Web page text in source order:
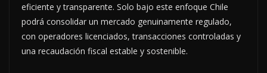
eficiente y transparente. Solo bajo este enfoque Chile
podrá consolidar un mercado genuinamente regulado,
con operadores licenciados, transacciones controladas y
una recaudación fiscal estable y sostenible.